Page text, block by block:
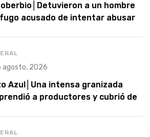
a un hombre
acusado de intentar abusar
agosto, 2026
Azul│Una intensa granizada
a productores y cubrió de